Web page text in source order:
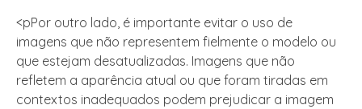
<pPor outro lado, é importante evitar o uso de
imagens que não representem fielmente o modelo ou
que estejam desatualizadas. Imagens que não
refletem a aparência atual ou que foram tiradas em
contextos inadequados podem prejudicar a imagem